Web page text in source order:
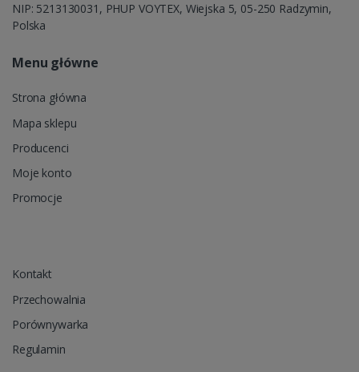
NIP: 5213130031, PHUP VOYTEX, Wiejska 5, 05-250 Radzymin,
Polska
Menu główne
Strona główna
Mapa sklepu
Producenci
Moje konto
Promocje
Kontakt
Przechowalnia
Porównywarka
Regulamin